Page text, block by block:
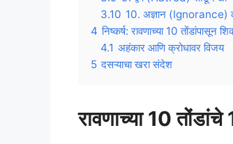
3.10 10. अज्ञान (Ignorance)
4 निष्कर्ष: रावणाच्या 10 तोंडांपासून
4.1 अहंकार आणि क्रोधावर विजय
5 दसऱ्याचा खरा संदेश
रावणाच्या 10